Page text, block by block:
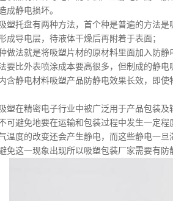
成静电损坏。
塑托盘有两种方法，首个种是普遍的方法
成导电层，待液体干燥后再附着于表面；
做法就是将吸塑片材的原材料里面加入防
要比外表喷涂成本要高很多，但制成的静
含静电材料吸塑产品防静电效果长效，即
塑在精密电子行业中被广泛用于产品包装
可避免地要在运输和包装过程中发生一定
温度的改变还会产生静电，而这些静电一
免这一现象出现所以吸塑包装厂家需要有防